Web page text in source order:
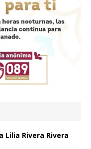
Lilia Rivera Rivera